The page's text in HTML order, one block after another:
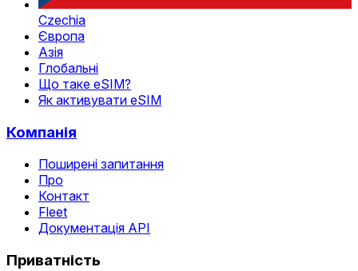
Czechia
Європа
Азія
Глобальні
Що таке eSIM?
Як активувати eSIM
Компанія
Поширені запитання
Про
Контакт
Fleet
Документація API
Приватність